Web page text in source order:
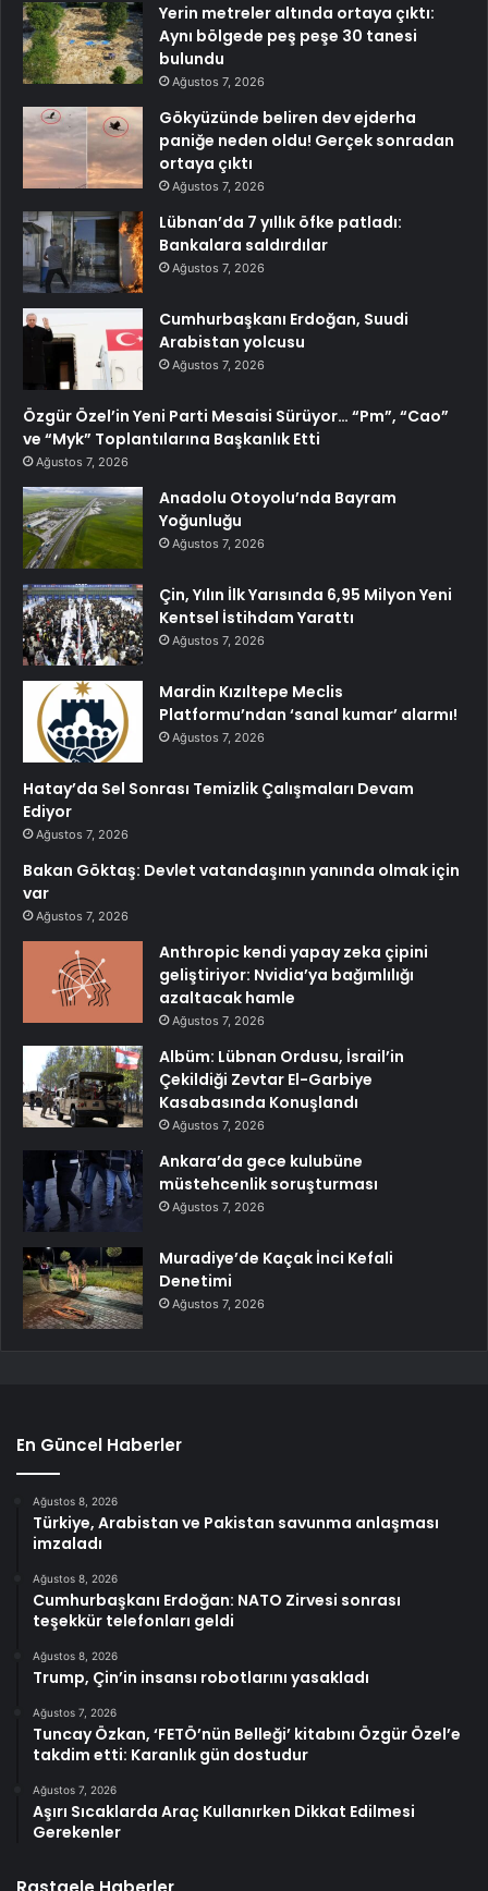
Yerin metreler altında ortaya çıktı:
Aynı bölgede peş peşe 30 tanesi
bulundu
Ağustos 7, 2026
Gökyüzünde beliren dev ejderha
paniğe neden oldu! Gerçek sonradan
ortaya çıktı
Ağustos 7, 2026
Lübnan’da 7 yıllık öfke patladı:
Bankalara saldırdılar
Ağustos 7, 2026
Cumhurbaşkanı Erdoğan, Suudi
Arabistan yolcusu
Ağustos 7, 2026
Özgür Özel’in Yeni Parti Mesaisi Sürüyor… “Pm”, “Cao”
ve “Myk” Toplantılarına Başkanlık Etti
Ağustos 7, 2026
Anadolu Otoyolu’nda Bayram
Yoğunluğu
Ağustos 7, 2026
Çin, Yılın İlk Yarısında 6,95 Milyon Yeni
Kentsel İstihdam Yarattı
Ağustos 7, 2026
Mardin Kızıltepe Meclis
Platformu’ndan ‘sanal kumar’ alarmı!
Ağustos 7, 2026
Hatay’da Sel Sonrası Temizlik Çalışmaları Devam
Ediyor
Ağustos 7, 2026
Bakan Göktaş: Devlet vatandaşının yanında olmak için
var
Ağustos 7, 2026
Anthropic kendi yapay zeka çipini
geliştiriyor: Nvidia’ya bağımlılığı
azaltacak hamle
Ağustos 7, 2026
Albüm: Lübnan Ordusu, İsrail’in
Çekildiği Zevtar El-Garbiye
Kasabasında Konuşlandı
Ağustos 7, 2026
Ankara’da gece kulubüne
müstehcenlik soruşturması
Ağustos 7, 2026
Muradiye’de Kaçak İnci Kefali
Denetimi
Ağustos 7, 2026
En Güncel Haberler
Ağustos 8, 2026
Türkiye, Arabistan ve Pakistan savunma anlaşması
imzaladı
Ağustos 8, 2026
Cumhurbaşkanı Erdoğan: NATO Zirvesi sonrası
teşekkür telefonları geldi
Ağustos 8, 2026
Trump, Çin’in insansı robotlarını yasakladı
Ağustos 7, 2026
Tuncay Özkan, ‘FETÖ’nün Belleği’ kitabını Özgür Özel’e
takdim etti: Karanlık gün dostudur
Ağustos 7, 2026
Aşırı Sıcaklarda Araç Kullanırken Dikkat Edilmesi
Gerekenler